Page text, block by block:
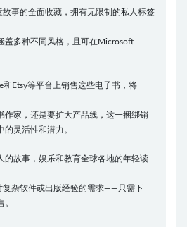
事的全面收藏，拥有无限制的私人标签
盖多种不同风格，且可在Microsoft
Etsy等平台上销售这些电子书，将
作家，还是要扩大产品线，这一捆绑销
灵活性和潜力。
的故事，娱乐和教育全球各地的年轻读
复杂软件或出版经验的需求——只需下